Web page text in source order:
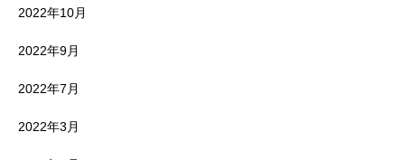
2022年10月
2022年9月
2022年7月
2022年3月